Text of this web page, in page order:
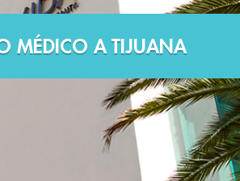
MÉDICO A TIJUANA